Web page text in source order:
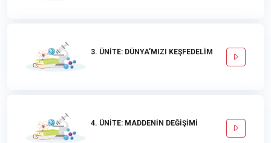
3. ÜNİTE: DÜNYA’MIZI KEŞFEDELİM
4. ÜNİTE: MADDENİN DEĞİŞİMİ